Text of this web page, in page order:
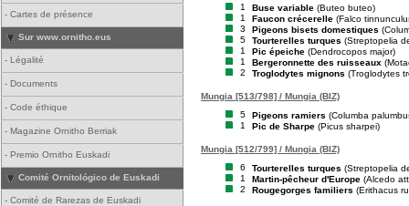
- Cartes de présence
Sur www.ornitho.eus
- Légalité
- Documents
- Code éthique
- Magazine Ornitho Berriak
- Premio Ornitho Euskadi
Comité Ornitológico de Euskadi
- Comité de Rarezas de Euskadi
1
Buse variable (Buteo buteo)
1
Faucon crécerelle (Falco
3
Pigeons bisets domestiques
5
Tourterelles turques (Streptopelia
1
Pic épeiche (Dendrocopos major)
1
Bergeronnette des ruisseaux
2
Troglodytes mignons (Troglodytes
Mungia [513/798] / Mungia (BIZ)
5
Pigeons ramiers (Columba
1
Pic de Sharpe (Picus sharpei)
Mungia [512/799] / Mungia (BIZ)
6
Tourterelles turques (Streptopelia
1
Martin-pêcheur d'Europe (Alcedo
2
Rougegorges familiers (Erithacus